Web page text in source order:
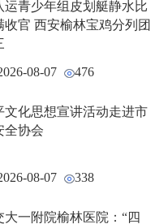
运青少年组皮划艇静水比
收官 西安榆林宝鸡分列团
08-07 476
文化思想宣讲活动走进市
全协会
08-07 338
大一附院榆林医院：“四